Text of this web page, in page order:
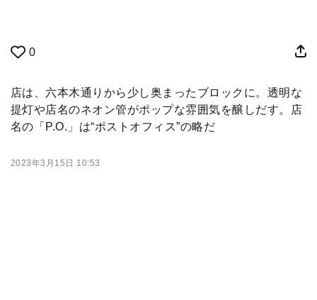
0
店は、六本木通りから少し奥まったブロックに。透明な
提灯や店名のネオン管がポップな雰囲気を醸しだす。店
名の「P.O.」は“ポストオフィス”の略だ
2023年3月15日 10:53